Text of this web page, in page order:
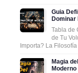
Guia
Dominar
Tabla de
de Tu
Importa? La Filosofía
Magia
Moderno